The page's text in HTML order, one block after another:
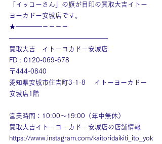
「イッコーさん」の旗が目印の買取大吉イトー
ヨーカドー安城店です。
★━━━━－－－－
———————————————
買取大吉　イトーヨカドー安城店
FD : 0120-069-678
〒444-0840
愛知県安城市住吉町3-1-8　 イトーヨーカドー
安城店1階
営業時間：10:00～19:00（年中無休）
買取大吉イトーヨーカドー安城店の店舗情報
https://www.instagram.com/kaitoridaikiti_ito_yok